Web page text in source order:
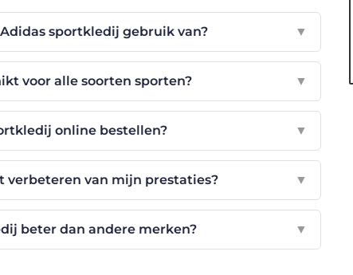
sportkledij gebruik van? ▼
voor alle soorten sporten? ▼
online bestellen? ▼
verbeteren van mijn prestaties? ▼
beter dan andere merken? ▼